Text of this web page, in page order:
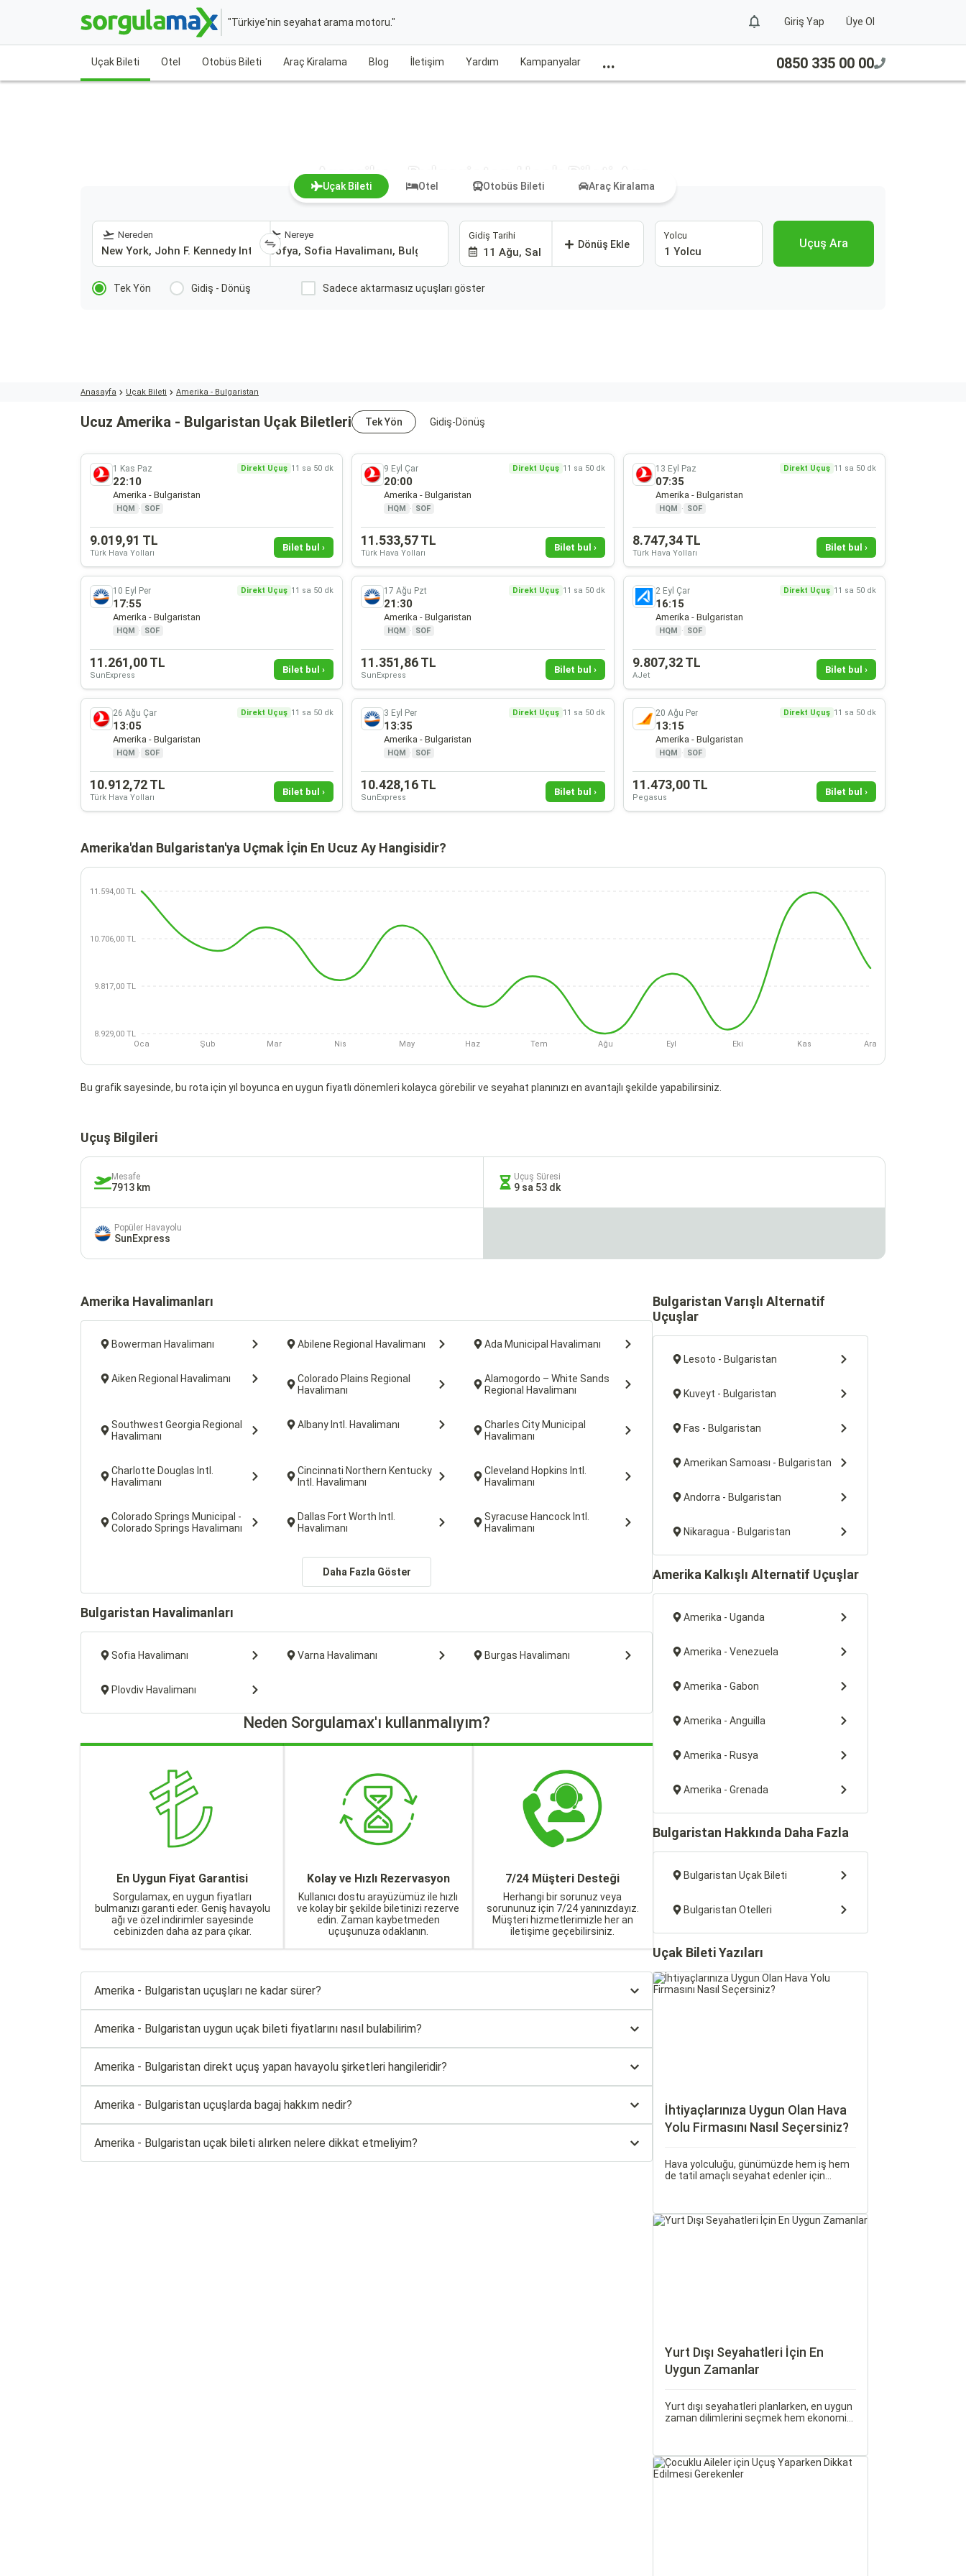
"Türkiye'nin seyahat arama motoru." Giriş Yap Üye Ol
Uçak Bileti Otel Otobüs Bileti Araç Kiralama Blog İletişim Yardım Kampanyalar ... 0850 335 00 00
Amerika - Bulgaristan Uçak Bileti Ara
Uçak Bileti Otel Otobüs Bileti Araç Kiralama
Nereden Nereye Gidiş Tarihi
11 Ağu, Sal
Dönüş Ekle
Yolcu
1 Yolcu
Uçuş Ara
Tek Yön Gidiş - Dönüş Sadece aktarmasız uçuşları göster
Anasayfa Uçak Bileti Amerika - Bulgaristan
Ucuz Amerika - Bulgaristan Uçak Biletleri Tek Yön Gidiş-Dönüş
1 Kas Paz Direkt Uçuş 11 sa 50 dk
22:10
Amerika - Bulgaristan
HQM · SOF
9.019,91 TL
Türk Hava Yolları
Bilet bul ›
9 Eyl Çar Direkt Uçuş 11 sa 50 dk
20:00
Amerika - Bulgaristan
HQM · SOF
11.533,57 TL
Türk Hava Yolları
Bilet bul ›
13 Eyl Paz Direkt Uçuş 11 sa 50 dk
07:35
Amerika - Bulgaristan
HQM · SOF
8.747,34 TL
Türk Hava Yolları
Bilet bul ›
10 Eyl Per Direkt Uçuş 11 sa 50 dk
17:55
Amerika - Bulgaristan
HQM · SOF
11.261,00 TL
SunExpress
Bilet bul ›
17 Ağu Pzt Direkt Uçuş 11 sa 50 dk
21:30
Amerika - Bulgaristan
HQM · SOF
11.351,86 TL
SunExpress
Bilet bul ›
2 Eyl Çar Direkt Uçuş 11 sa 50 dk
16:15
Amerika - Bulgaristan
HQM · SOF
9.807,32 TL
AJet
Bilet bul ›
26 Ağu Çar Direkt Uçuş 11 sa 50 dk
13:05
Amerika - Bulgaristan
HQM · SOF
10.912,72 TL
Türk Hava Yolları
Bilet bul ›
3 Eyl Per Direkt Uçuş 11 sa 50 dk
13:35
Amerika - Bulgaristan
HQM · SOF
10.428,16 TL
SunExpress
Bilet bul ›
20 Ağu Per Direkt Uçuş 11 sa 50 dk
13:15
Amerika - Bulgaristan
HQM · SOF
11.473,00 TL
Pegasus
Bilet bul ›
Amerika'dan Bulgaristan'ya Uçmak İçin En Ucuz Ay Hangisidir?
11.594,00 TL
10.706,00 TL
9.817,00 TL
8.929,00 TL
Oca
Şub Mar Nis May Haz Tem Ağu Eyl Eki Kas Ara
Bu grafik sayesinde, bu rota için yıl boyunca en uygun fiyatlı dönemleri kolayca görebilir ve seyahat planınızı en avantajlı şekilde yapabilirsiniz.
Uçuş Bilgileri
Mesafe
7913 km
Uçuş Süresi
9 sa 53 dk
Popüler Havayolu
SunExpress
Amerika Havalimanları
Bowerman Havalimanı Abilene Regional Havalimanı Ada Municipal Havalimanı
Aiken Regional Havalimanı
Colorado Plains Regional
Havalimanı
Alamogordo – White Sands
Regional Havalimanı
Southwest Georgia Regional
Havalimanı
Albany Intl. Havalimanı
Charles City Municipal
Havalimanı
Charlotte Douglas Intl.
Havalimanı
Cincinnati Northern Kentucky
Intl. Havalimanı
Cleveland Hopkins Intl.
Havalimanı
Colorado Springs Municipal -
Colorado Springs Havalimanı
Dallas Fort Worth Intl.
Havalimanı
Syracuse Hancock Intl.
Havalimanı
Daha Fazla Göster
Bulgaristan Havalimanları
Sofia Havalimanı Varna Havalimanı Burgas Havalimanı
Plovdiv Havalimanı
Neden Sorgulamax'ı kullanmalıyım?
En Uygun Fiyat Garantisi
Sorgulamax, en uygun fiyatları
bulmanızı garanti eder. Geniş havayolu
ağı ve özel indirimler sayesinde
cebinizden daha az para çıkar.
Kolay ve Hızlı Rezervasyon
Kullanıcı dostu arayüzümüz ile hızlı
ve kolay bir şekilde biletinizi rezerve
edin. Zaman kaybetmeden
uçuşunuza odaklanın.
7/24 Müşteri Desteği
Herhangi bir sorunuz veya
sorununuz için 7/24 yanınızdayız.
Müşteri hizmetlerimizle her an
iletişime geçebilirsiniz.
Amerika - Bulgaristan uçuşları ne kadar sürer?
Amerika - Bulgaristan uygun uçak bileti fiyatlarını nasıl bulabilirim?
Amerika - Bulgaristan direkt uçuş yapan havayolu şirketleri hangileridir?
Amerika - Bulgaristan uçuşlarda bagaj hakkım nedir?
Amerika - Bulgaristan uçak bileti alırken nelere dikkat etmeliyim?
Bulgaristan Varışlı Alternatif
Uçuşlar
Lesoto - Bulgaristan
Kuveyt - Bulgaristan
Fas - Bulgaristan
Amerikan Samoası - Bulgaristan
Andorra - Bulgaristan
Nikaragua - Bulgaristan
Amerika Kalkışlı Alternatif Uçuşlar
Amerika - Uganda
Amerika - Venezuela
Amerika - Gabon
Amerika - Anguilla
Amerika - Rusya
Amerika - Grenada
Bulgaristan Hakkında Daha Fazla
Bulgaristan Uçak Bileti
Bulgaristan Otelleri
Uçak Bileti Yazıları
İhtiyaçlarınıza Uygun Olan Hava
Yolu Firmasını Nasıl Seçersiniz?
Hava yolculuğu, günümüzde hem iş hem
de tatil amaçlı seyahat edenler için
açısından farklılık gösterir.
Yurt Dışı Seyahatleri İçin En
Uygun Zamanlar
Yurt dışı seyahatleri planlarken, en uygun
zaman dilimlerini seçmek hem ekonomik
günlerini ve Sorgulamax.